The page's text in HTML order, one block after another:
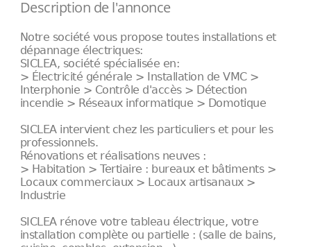
Description de l'annonce
Notre société vous propose toutes installations et
dépannage électriques:
SICLEA, société spécialisée en:
> Électricité générale > Installation de VMC >
Interphonie > Contrôle d'accès > Détection
incendie > Réseaux informatique > Domotique
SICLEA intervient chez les particuliers et pour les
professionnels.
Rénovations et réalisations neuves :
> Habitation > Tertiaire : bureaux et bâtiments >
Locaux commerciaux > Locaux artisanaux >
Industrie
SICLEA rénove votre tableau électrique, votre
installation complète ou partielle : (salle de bains,